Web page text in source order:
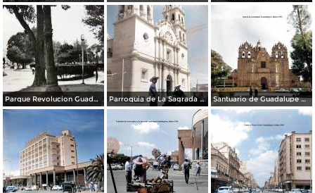
Parque Revolucion Guadalajara, Jalisco. Parroquia de La Sagrada familia Guadalajara, Jalisco 1961. Santuario de Guadalupe Guadalajara, Jalisco 1961.